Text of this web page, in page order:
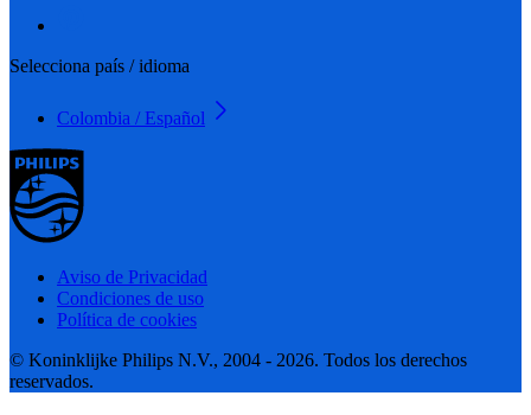
Selecciona país / idioma
Colombia / Español
Aviso de Privacidad
Condiciones de uso
Política de cookies
© Koninklijke Philips N.V., 2004 - 2026. Todos los derechos
reservados.